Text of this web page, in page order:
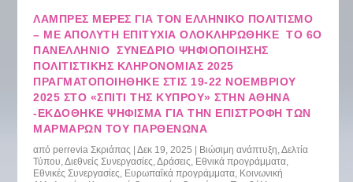
ΛΑΜΠΡΈΣ ΜΈΡΕΣ ΓΙΑ ΤΟΝ ΕΛΛΗΝΙΚΌ ΠΟΛΙΤΙΣΜΌ
– ΜΕ ΑΠΌΛΥΤΗ ΕΠΙΤΥΧΊΑ ΟΛΟΚΛΗΡΏΘΗΚΕ ΤΟ 6Ο
ΠΑΝΕΛΛΉΝΙΟ ΣΥΝΈΔΡΙΟ ΨΗΦΙΟΠΟΊΗΣΗΣ
ΠΟΛΙΤΙΣΤΙΚΉΣ ΚΛΗΡΟΝΟΜΙΆΣ 2025
ΠΡΑΓΜΑΤΟΠΟΙΉΘΗΚΕ ΣΤΙΣ 19-22 ΝΟΕΜΒΡΊΟΥ
2025 ΣΤΟ «ΣΠΊΤΙ ΤΗΣ ΚΎΠΡΟΥ» ΣΤΗΝ ΑΘΉΝΑ
-ΕΚΔΌΘΗΚΕ ΨΉΦΙΣΜΑ ΓΙΑ ΤΗΝ ΕΠΙΣΤΡΟΦΉ ΤΩΝ
ΜΑΡΜΆΡΩΝ ΤΟΥ ΠΑΡΘΕΝΏΝΑ
απόperrevia Σκριάπας |Δεκ 19, 2025 | Βιώσιμη ανάπτυξη ,Δελτία
Τύπου ,Διεθνείς Συνεργασίες ,Δράσεις Εθνικά προγράμματα
Εθνικές Συνεργασίες Ευρωπαΐκά προγράμματα Κοινωνική